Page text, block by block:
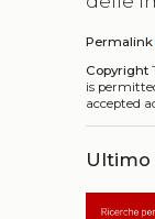
Permalink
Copyright
is
accepted